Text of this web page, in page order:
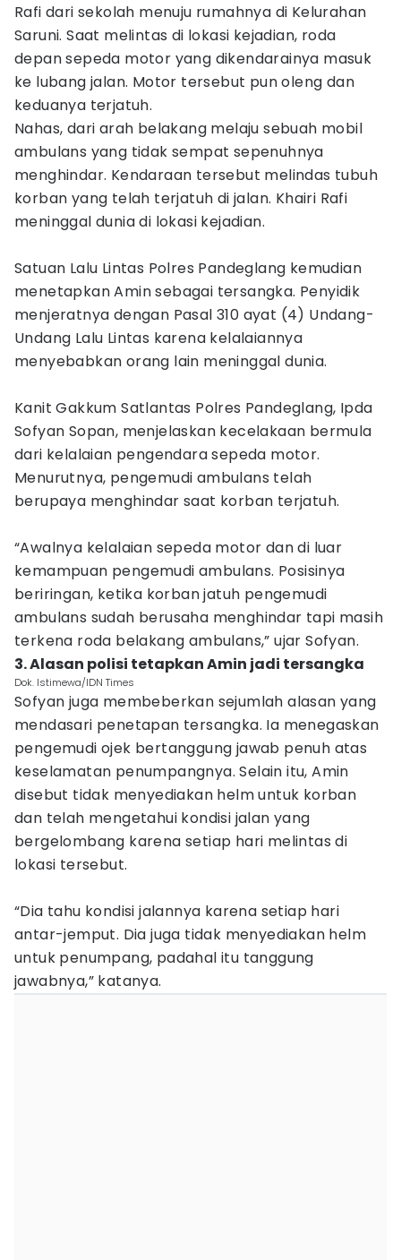
Rafi dari sekolah menuju rumahnya di Kelurahan
Saruni. Saat melintas di lokasi kejadian, roda
depan sepeda motor yang dikendarainya masuk
ke lubang jalan. Motor tersebut pun oleng dan
keduanya terjatuh.
Nahas, dari arah belakang melaju sebuah mobil
ambulans yang tidak sempat sepenuhnya
menghindar. Kendaraan tersebut melindas tubuh
korban yang telah terjatuh di jalan. Khairi Rafi
meninggal dunia di lokasi kejadian.
Satuan Lalu Lintas Polres Pandeglang kemudian
menetapkan Amin sebagai tersangka. Penyidik
menjeratnya dengan Pasal 310 ayat (4) Undang-
Undang Lalu Lintas karena kelalaiannya
menyebabkan orang lain meninggal dunia.
Kanit Gakkum Satlantas Polres Pandeglang, Ipda
Sofyan Sopan, menjelaskan kecelakaan bermula
dari kelalaian pengendara sepeda motor.
Menurutnya, pengemudi ambulans telah
berupaya menghindar saat korban terjatuh.
“Awalnya kelalaian sepeda motor dan di luar
kemampuan pengemudi ambulans. Posisinya
beriringan, ketika korban jatuh pengemudi
ambulans sudah berusaha menghindar tapi masih
terkena roda belakang ambulans,” ujar Sofyan.
3. Alasan polisi tetapkan Amin jadi tersangka
Dok. Istimewa/IDN Times
Sofyan juga membeberkan sejumlah alasan yang
mendasari penetapan tersangka. Ia menegaskan
pengemudi ojek bertanggung jawab penuh atas
keselamatan penumpangnya. Selain itu, Amin
disebut tidak menyediakan helm untuk korban
dan telah mengetahui kondisi jalan yang
bergelombang karena setiap hari melintas di
lokasi tersebut.
“Dia tahu kondisi jalannya karena setiap hari
antar-jemput. Dia juga tidak menyediakan helm
untuk penumpang, padahal itu tanggung
jawabnya,” katanya.